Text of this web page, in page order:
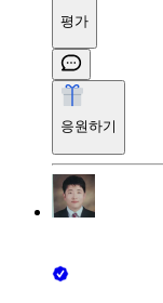
평가
응원하기